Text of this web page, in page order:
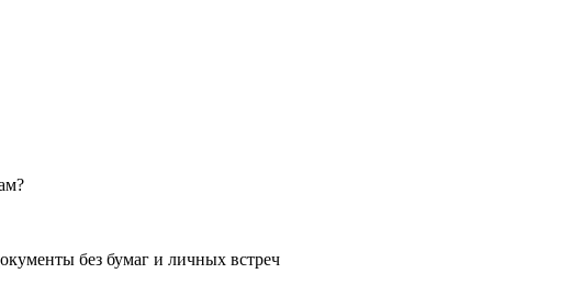
без бумаг и личных встреч